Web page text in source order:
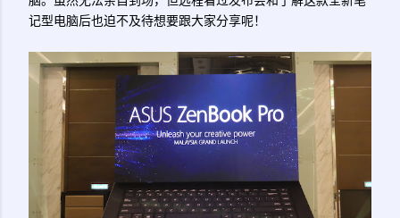
记型电脑后也迫不及待想要跟大家分享呢！